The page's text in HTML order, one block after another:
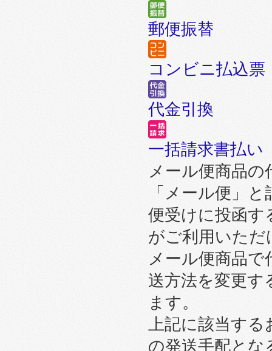
郵便振替
コンビニ払込票
代金引換
一括請求書払い
メール便商品の
「メール便」
便受けに投函す
がご利用いただ
メール便商品で
送方法を変更す
ます。
上記に該当する
の発送手配とな